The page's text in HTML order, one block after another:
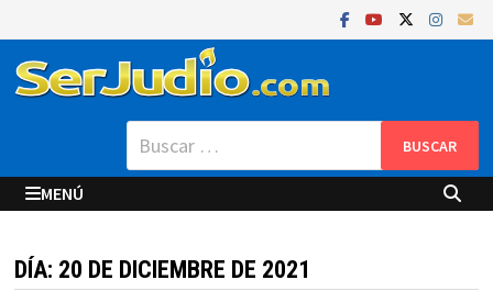
al
contenido
Buscar:
MENÚ
DÍA: 20 DE DICIEMBRE DE 2021